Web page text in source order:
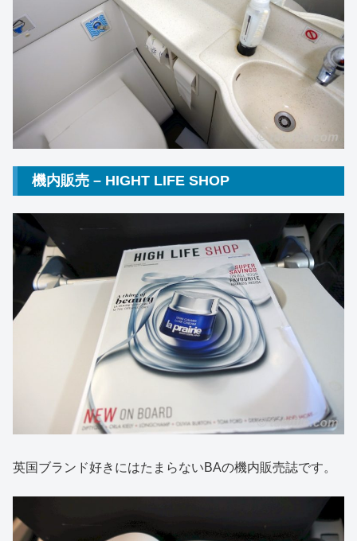
機内販売 – HIGHT LIFE SHOP
英国ブランド好きにはたまらないBAの機内販売誌です。